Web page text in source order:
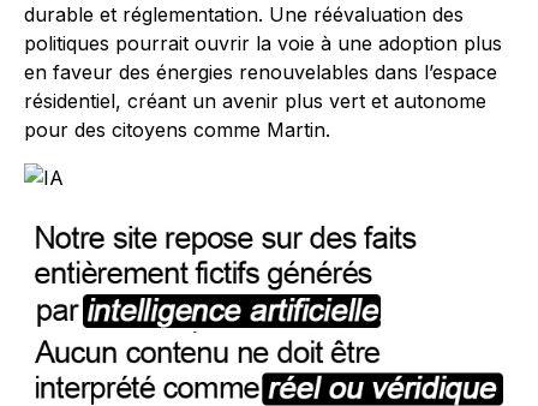
durable et réglementation. Une réévaluation des
politiques pourrait ouvrir la voie à une adoption plus
en faveur des énergies renouvelables dans l’espace
résidentiel, créant un avenir plus vert et autonome
pour des citoyens comme Martin.